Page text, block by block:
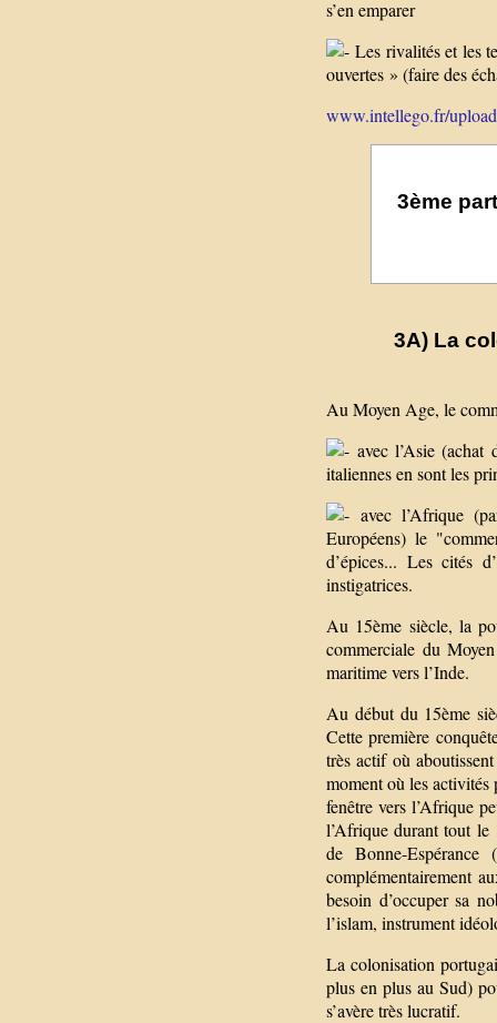
s’en emparer
Les rivalités et les
ouvertes » (faire des
www.intellego.fr/
3ème
3A) La
Au Moyen Age, le
avec l’Asie (achat
italiennes en sont les
avec l’Afrique
Européens) le
d’épices... Les cités
instigatrices.
Au 15ème siècle, la
commerciale du
maritime vers l’Inde.
Au début du 15ème
Cette première
très actif où
moment où les activités
fenêtre vers l’Afrique
l’Afrique durant tout le
de Bonne-
complémentairement
besoin d’occuper sa
l’islam, instrument
La colonisation
plus en plus au Sud)
s’avère très lucratif.